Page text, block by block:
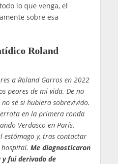
lo que venga, el
sobre esa
Roland
a Roland Garros en 2022
peores de mi vida. De no
sé si hubiera sobrevivido.
en la primera ronda
Verdasco en París.
estómago y, tras contactar
Me diagnosticaron
fui derivado de